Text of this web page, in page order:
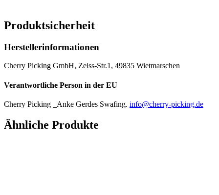
Produktsicherheit
Herstellerinformationen
Cherry Picking GmbH, Zeiss-Str.1, 49835 Wietmarschen
Verantwortliche Person in der EU
Cherry Picking _Anke Gerdes Swafing. info@cherry-picking.de
Ähnliche Produkte